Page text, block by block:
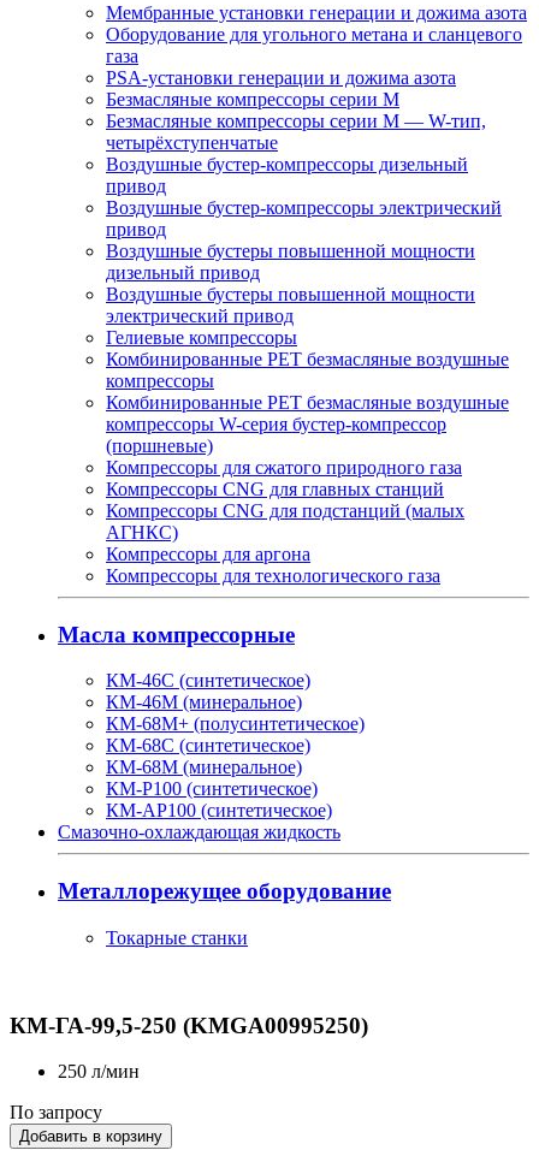
Мембранные установки генерации и дожима азота
Оборудование для угольного метана и сланцевого
газа
PSA-установки генерации и дожима азота
Безмасляные компрессоры серии M
Безмасляные компрессоры серии M — W-тип,
четырёхступенчатые
Воздушные бустер-компрессоры дизельный
привод
Воздушные бустер-компрессоры электрический
привод
Воздушные бустеры повышенной мощности
дизельный привод
Воздушные бустеры повышенной мощности
электрический привод
Гелиевые компрессоры
Комбинированные PET безмасляные воздушные
компрессоры
Комбинированные PET безмасляные воздушные
компрессоры W-серия бустер-компрессор
(поршневые)
Компрессоры для сжатого природного газа
Компрессоры CNG для главных станций
Компрессоры CNG для подстанций (малых
АГНКС)
Компрессоры для аргона
Компрессоры для технологического газа
Масла компрессорные
КМ-46С (синтетическое)
КМ-46М (минеральное)
КМ-68М+ (полусинтетическое)
КМ-68С (синтетическое)
КМ-68М (минеральное)
КМ-Р100 (синтетическое)
КМ-АР100 (синтетическое)
Смазочно-охлаждающая жидкость
Металлорежущее оборудование
Токарные станки
КМ-ГА-99,5-250 (KMGA00995250)
250 л/мин
По запросу
Добавить в корзину